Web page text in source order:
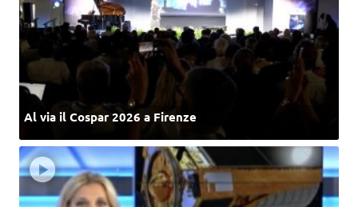
Al via il Cospar 2026 a Firenze